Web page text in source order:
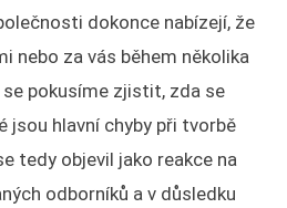
dokonce nabízejí, že
nebo za vás během několika
pokusíme zjistit, zda se
jsou hlavní chyby při tvorbě
tedy objevil jako reakce na
odborníků a v důsledku